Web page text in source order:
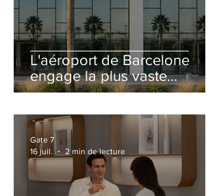
L'aéroport de Barcelone
engage la plus vaste
rénovation de son Terminal
Gate 7
16 juil.
2 min de lecture